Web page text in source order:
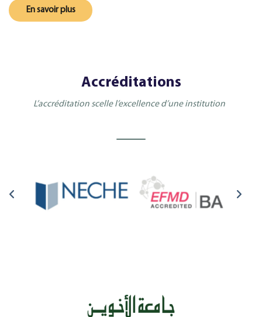
En savoir plus
Accréditations
L’accréditation scelle l’excellence d’une institution